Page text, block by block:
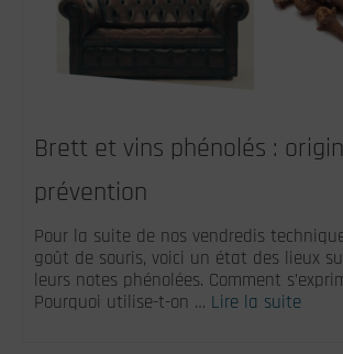
Brett et vins phénolés :
prévention
Pour la suite de nos vendredis
goût de souris, voici un état des lieux
leurs notes phénolées. Comment
Pourquoi utilise-t-on … Lire la suite